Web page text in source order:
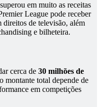
em muito as receitas
League pode receber
direitos de televisão, além
e bilheteira.
cerca de 30 milhões de
montante total depende de
em competições